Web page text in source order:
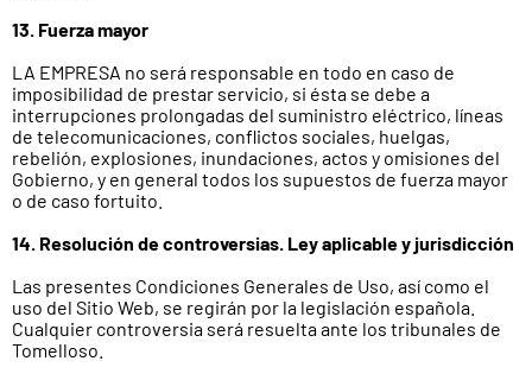
13. Fuerza mayor
LA EMPRESA no será responsable en todo en caso de
imposibilidad de prestar servicio, si ésta se debe a
interrupciones prolongadas del suministro eléctrico, líneas
de telecomunicaciones, conflictos sociales, huelgas,
rebelión, explosiones, inundaciones, actos y omisiones del
Gobierno, y en general todos los supuestos de fuerza mayor
o de caso fortuito.
14. Resolución de controversias. Ley aplicable y jurisdicción
Las presentes Condiciones Generales de Uso, así como el
uso del Sitio Web, se regirán por la legislación española.
Cualquier controversia será resuelta ante los tribunales de
Tomelloso.